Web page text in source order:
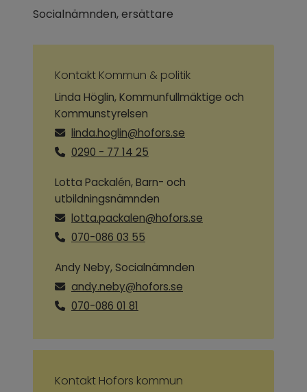
Socialnämnden, ersättare
Kontakt Kommun & politik
Linda Höglin, Kommunfullmäktige och
Kommunstyrelsen
linda.hoglin@hofors.se
0290 - 77 14 25
Lotta Packalén, Barn- och
utbildningsnämnden
lotta.packalen@hofors.se
070-086 03 55
Andy Neby, Socialnämnden
andy.neby@hofors.se
070-086 01 81
Kontakt Hofors kommun